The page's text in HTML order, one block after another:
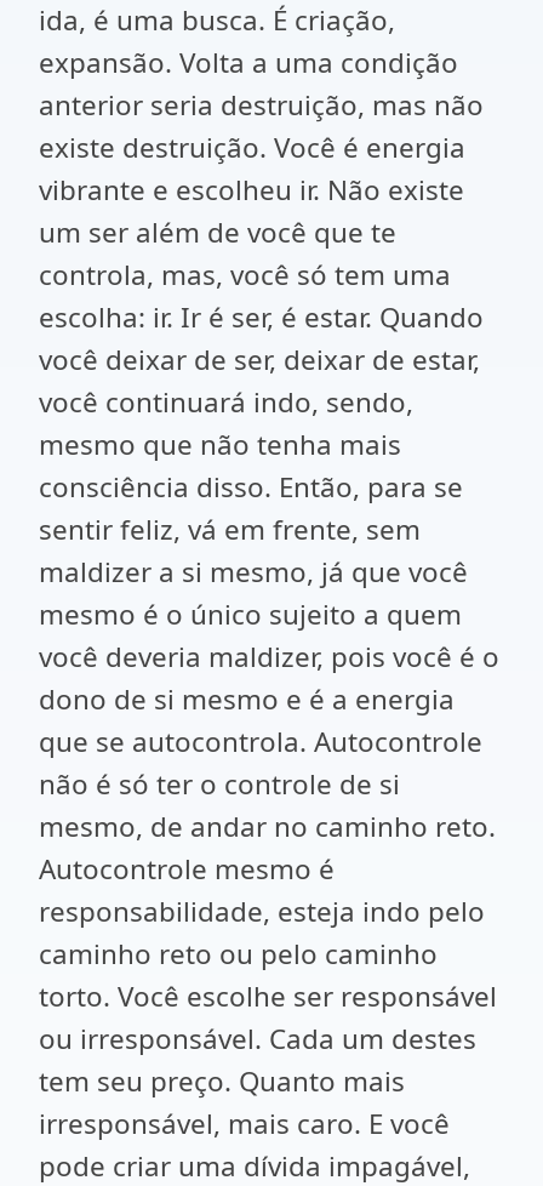
ida, é uma busca. É criação,
expansão. Volta a uma condição
anterior seria destruição, mas não
existe destruição. Você é energia
vibrante e escolheu ir. Não existe
um ser além de você que te
controla, mas, você só tem uma
escolha: ir. Ir é ser, é estar. Quando
você deixar de ser, deixar de estar,
você continuará indo, sendo,
mesmo que não tenha mais
consciência disso. Então, para se
sentir feliz, vá em frente, sem
maldizer a si mesmo, já que você
mesmo é o único sujeito a quem
você deveria maldizer, pois você é o
dono de si mesmo e é a energia
que se autocontrola. Autocontrole
não é só ter o controle de si
mesmo, de andar no caminho reto.
Autocontrole mesmo é
responsabilidade, esteja indo pelo
caminho reto ou pelo caminho
torto. Você escolhe ser responsável
ou irresponsável. Cada um destes
tem seu preço. Quanto mais
irresponsável, mais caro. E você
pode criar uma dívida impagável,